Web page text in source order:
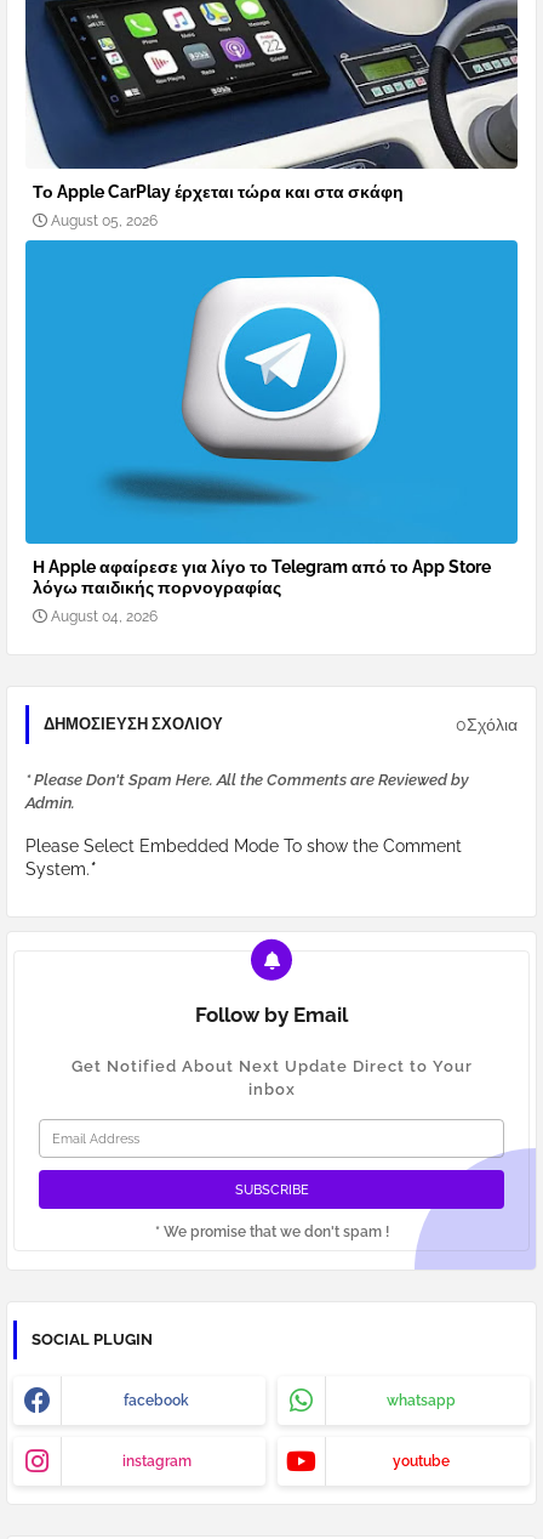
Το Apple CarPlay έρχεται τώρα και στα σκάφη
August 05, 2026
Η Apple αφαίρεσε για λίγο το Telegram από το App Store
λόγω παιδικής πορνογραφίας
August 04, 2026
ΔΗΜΟΣΊΕΥΣΗ ΣΧΟΛΊΟΥ 0Σχόλια
* Please Don't Spam Here. All the Comments are Reviewed by
Admin.
Please Select Embedded Mode To show the Comment
System.*
Follow by Email
Get Notified About Next Update Direct to Your
inbox
* We promise that we don't spam !
SOCIAL PLUGIN
facebook whatsapp
instagram youtube